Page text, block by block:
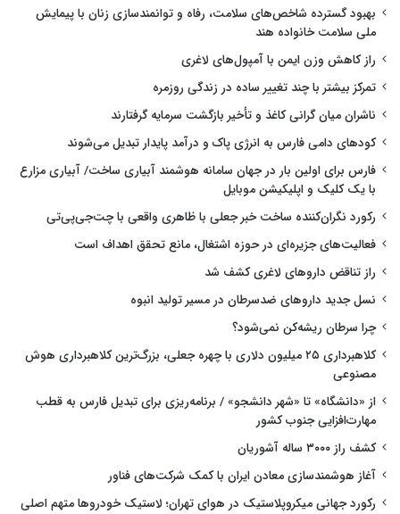
بهبود گسترده شاخص‌های سلامت، رفاه و توانمندسازی زنان با پیمایش
ملی سلامت خانواده هند
راز کاهش وزن ایمن با آمپول‌های لاغری
تمرکز بیشتر با چند تغییر ساده در زندگی روزمره
ناشران میان گرانی کاغذ و تأخیر بازگشت سرمایه گرفتارند
کودهای دامی فارس به انرژی پاک و درآمد پایدار تبدیل می‌شوند
فارس برای اولین بار در جهان سامانه هوشمند آبیاری ساخت/ آبیاری مزارع
با یک کلیک و اپلیکیشن موبایل
رکورد نگران‌کننده ساخت خبر جعلی با ظاهری واقعی با چت‌جی‌پی‌تی
فعالیت‌های جزیره‌ای در حوزه اشتغال، مانع تحقق اهداف است
راز تناقض داروهای لاغری کشف شد
نسل جدید داروهای ضدسرطان در مسیر تولید انبوه
چرا سرطان ریشه‌کن نمی‌شود؟
کلاهبرداری ۲۵ میلیون دلاری با چهره جعلی، بزرگ‌ترین کلاهبرداری هوش
مصنوعی
از «دانشگاه» تا «شهر دانشجو» / برنامه‌ریزی برای تبدیل فارس به قطب
مهارت‌افزایی جنوب کشور
کشف راز ۳۰۰۰ ساله آشوریان
آغاز هوشمندسازی معادن ایران با کمک شرکت‌های فناور
رکورد جهانی میکروپلاستیک در هوای تهران؛ لاستیک خودروها متهم اصلی